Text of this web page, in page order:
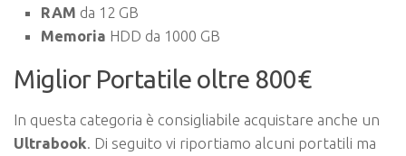
RAM da 12 GB
Memoria HDD da 1000 GB
Miglior Portatile oltre 800€
In questa categoria è consigliabile acquistare anche un
Ultrabook . Di seguito vi riportiamo alcuni portatili ma